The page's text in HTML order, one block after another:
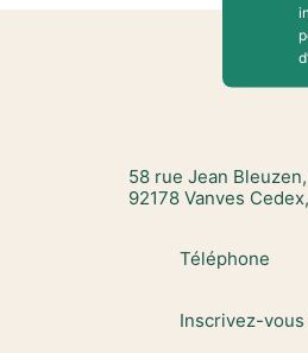
58 rue Jean
92178 Vanves
Téléphone
Inscrivez-